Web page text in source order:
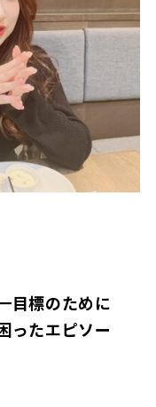
目標のために
ったエピソー